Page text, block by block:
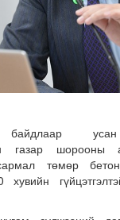
байдлаар
газар шорооны
төмөр
хувийн